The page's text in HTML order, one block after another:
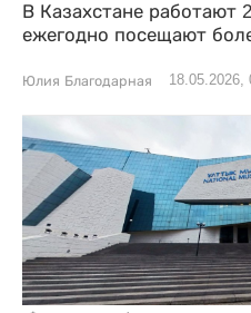
В Казахстане работают
ежегодно посещают
Юлия Благодарная 18.05.2026,